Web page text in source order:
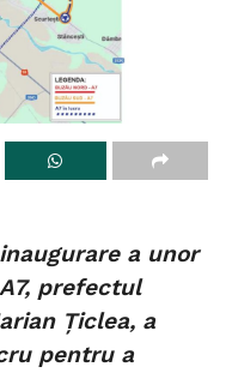
a unor
prefectul
Țiclea, a
pentru a